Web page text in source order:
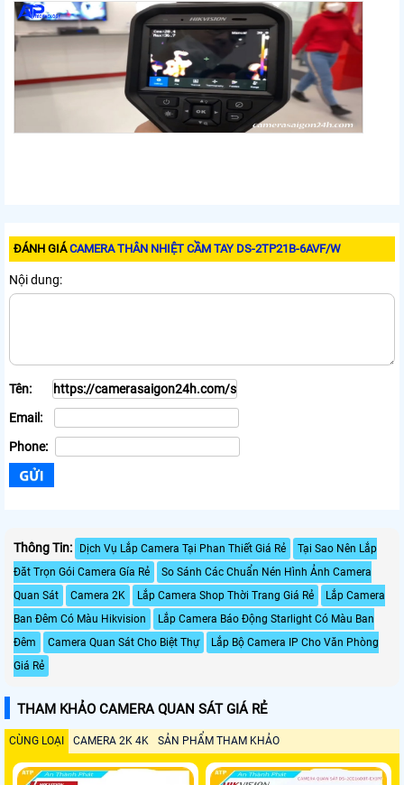
ĐÁNH GIÁCAMERA THÂN NHIỆT CẦM TAY DS-2TP21B-6AVF/W
Nội dung:
Tên:
Email:
Phone:
Thông Tin: Dịch Vụ Lắp Camera Tại Phan Thiết Giá Rẻ
Tại Sao Nên Lắp
Đăt Trọn Gói Camera Gía Rẻ
So Sánh Các Chuẩn Nén Hình Ảnh Camera
Quan Sát
Camera 2K Lắp Camera Shop Thời Trang Giá Rẻ
Lắp Camera
Ban Đêm Có Màu Hikvision
Lắp Camera Báo Động Starlight Có Màu Ban
Đêm
Camera Quan Sát Cho Biệt Thự
Lắp Bộ Camera IP Cho Văn Phòng
Giá Rẻ
THAM KHẢO CAMERA QUAN SÁT GIÁ RẺ
CÙNG LOẠI CAMERA 2K 4K SẢN PHẨM THAM KHẢO